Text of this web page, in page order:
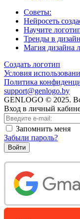
Советы:
Нейросеть
Научите
Тренды в
Магия дизайна
Создать логотип
Условия
Политика
support@genlogo.by
GENLOGO © 2025.
Вход в личный
Запомнить меня
Забыли пароль?